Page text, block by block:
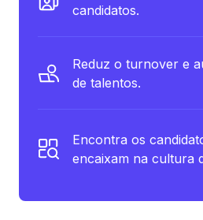
candidatos.
Reduz o turnover e
de talentos.
Encontra os
encaixam na cultura